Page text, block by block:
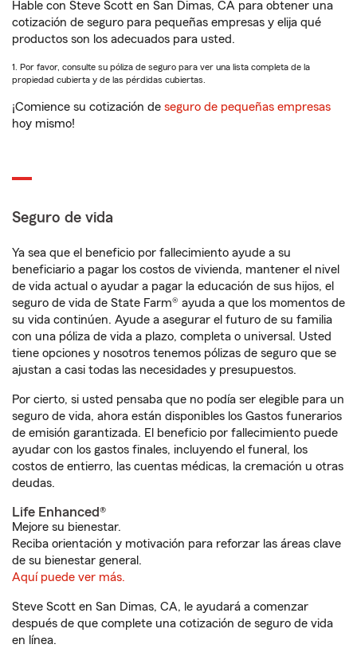
Hable con Steve Scott en San Dimas, CA para obtener una
cotización de seguro para pequeñas empresas y elija qué
productos son los adecuados para usted.
1. Por favor, consulte su póliza de seguro para ver una lista completa de la
propiedad cubierta y de las pérdidas cubiertas.
¡Comience su cotización de seguro de pequeñas empresas
hoy mismo!
Seguro de vida
Ya sea que el beneficio por fallecimiento ayude a su
beneficiario a pagar los costos de vivienda, mantener el nivel
de vida actual o ayudar a pagar la educación de sus hijos, el
seguro de vida de State Farm® ayuda a que los momentos de
su vida continúen. Ayude a asegurar el futuro de su familia
con una póliza de vida a plazo, completa o universal. Usted
tiene opciones y nosotros tenemos pólizas de seguro que se
ajustan a casi todas las necesidades y presupuestos.
Por cierto, si usted pensaba que no podía ser elegible para un
seguro de vida, ahora están disponibles los Gastos funerarios
de emisión garantizada. El beneficio por fallecimiento puede
ayudar con los gastos finales, incluyendo el funeral, los
costos de entierro, las cuentas médicas, la cremación u otras
deudas.
Life Enhanced®
Mejore su bienestar.
Reciba orientación y motivación para reforzar las áreas clave
de su bienestar general.
Aquí puede ver más.
Steve Scott en San Dimas, CA, le ayudará a comenzar
después de que complete una cotización de seguro de vida
en línea.